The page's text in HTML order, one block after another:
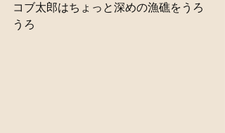
コブ太郎はちょっと深めの漁礁をうろ
うろ